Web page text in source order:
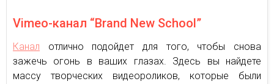
Vimeo-канал “Brand New School”
Канал отлично подойдет для того, чтобы снова
зажечь огонь в ваших глазах. Здесь вы найдете
массу творческих видеороликов, которые были